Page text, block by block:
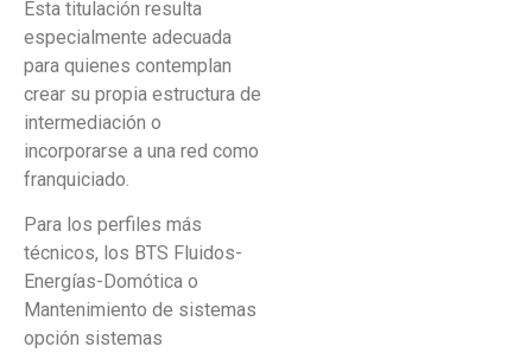
Esta titulación resulta
especialmente adecuada
para quienes contemplan
crear su propia estructura de
intermediación o
incorporarse a una red como
franquiciado.
Para los perfiles más
técnicos, los BTS Fluidos-
Energías-Domótica o
Mantenimiento de sistemas
opción sistemas